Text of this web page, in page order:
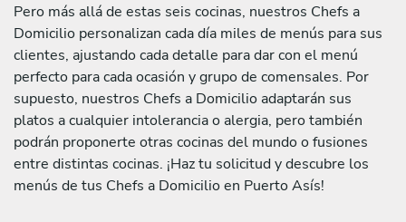
Pero más allá de estas seis cocinas, nuestros Chefs a
Domicilio personalizan cada día miles de menús para sus
clientes, ajustando cada detalle para dar con el menú
perfecto para cada ocasión y grupo de comensales. Por
supuesto, nuestros Chefs a Domicilio adaptarán sus
platos a cualquier intolerancia o alergia, pero también
podrán proponerte otras cocinas del mundo o fusiones
entre distintas cocinas. ¡Haz tu solicitud y descubre los
menús de tus Chefs a Domicilio en Puerto Asís!